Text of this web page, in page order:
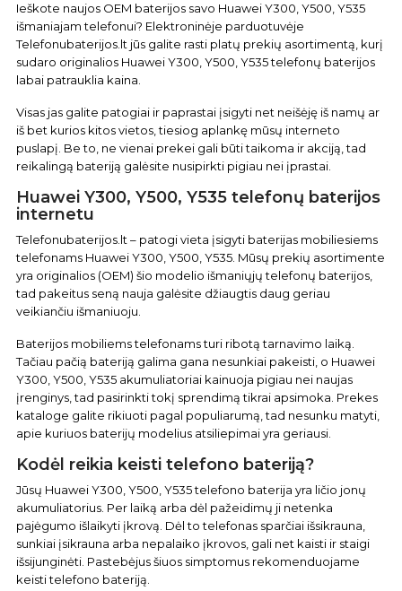
Ieškote naujos OEM baterijos savo Huawei Y300, Y500, Y535
išmaniajam telefonui? Elektroninėje parduotuvėje
Telefonubaterijos.lt jūs galite rasti platų prekių asortimentą, kurį
sudaro originalios Huawei Y300, Y500, Y535 telefonų baterijos
labai patrauklia kaina.
Visas jas galite patogiai ir paprastai įsigyti net neišėję iš namų ar
iš bet kurios kitos vietos, tiesiog aplankę mūsų interneto
puslapį. Be to, ne vienai prekei gali būti taikoma ir akciją, tad
reikalingą bateriją galėsite nusipirkti pigiau nei įprastai.
Huawei Y300, Y500, Y535 telefonų baterijos
internetu
Telefonubaterijos.lt – patogi vieta įsigyti baterijas mobiliesiems
telefonams Huawei Y300, Y500, Y535. Mūsų prekių asortimente
yra originalios (OEM) šio modelio išmaniųjų telefonų baterijos,
tad pakeitus seną nauja galėsite džiaugtis daug geriau
veikiančiu išmaniuoju.
Baterijos mobiliems telefonams turi ribotą tarnavimo laiką.
Tačiau pačią bateriją galima gana nesunkiai pakeisti, o Huawei
Y300, Y500, Y535 akumuliatoriai kainuoja pigiau nei naujas
įrenginys, tad pasirinkti tokį sprendimą tikrai apsimoka. Prekes
kataloge galite rikiuoti pagal populiarumą, tad nesunku matyti,
apie kuriuos baterijų modelius atsiliepimai yra geriausi.
Kodėl reikia keisti telefono bateriją?
Jūsų Huawei Y300, Y500, Y535 telefono baterija yra ličio jonų
akumuliatorius. Per laiką arba dėl pažeidimų ji netenka
pajėgumo išlaikyti įkrovą. Dėl to telefonas sparčiai išsikrauna,
sunkiai įsikrauna arba nepalaiko įkrovos, gali net kaisti ir staigi
išsijunginėti. Pastebėjus šiuos simptomus rekomenduojame
keisti telefono bateriją.